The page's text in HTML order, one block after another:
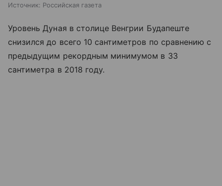
Источник: Российская газета
Уровень Дуная в столице Венгрии Будапеште
снизился до всего 10 сантиметров по сравнению с
предыдущим рекордным минимумом в 33
сантиметра в 2018 году.